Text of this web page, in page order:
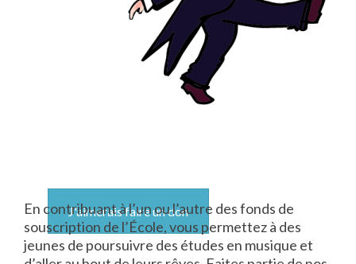
J'aimerais faire un don
En contribuant à l’un ou l’autre des fonds de
souscription de l’École, vous permettez à des
jeunes de poursuivre des études en musique et